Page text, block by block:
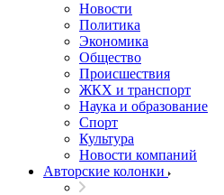
Новости
Политика
Экономика
Общество
Происшествия
ЖКХ и транспорт
Наука и образование
Спорт
Культура
Новости компаний
Авторские колонки